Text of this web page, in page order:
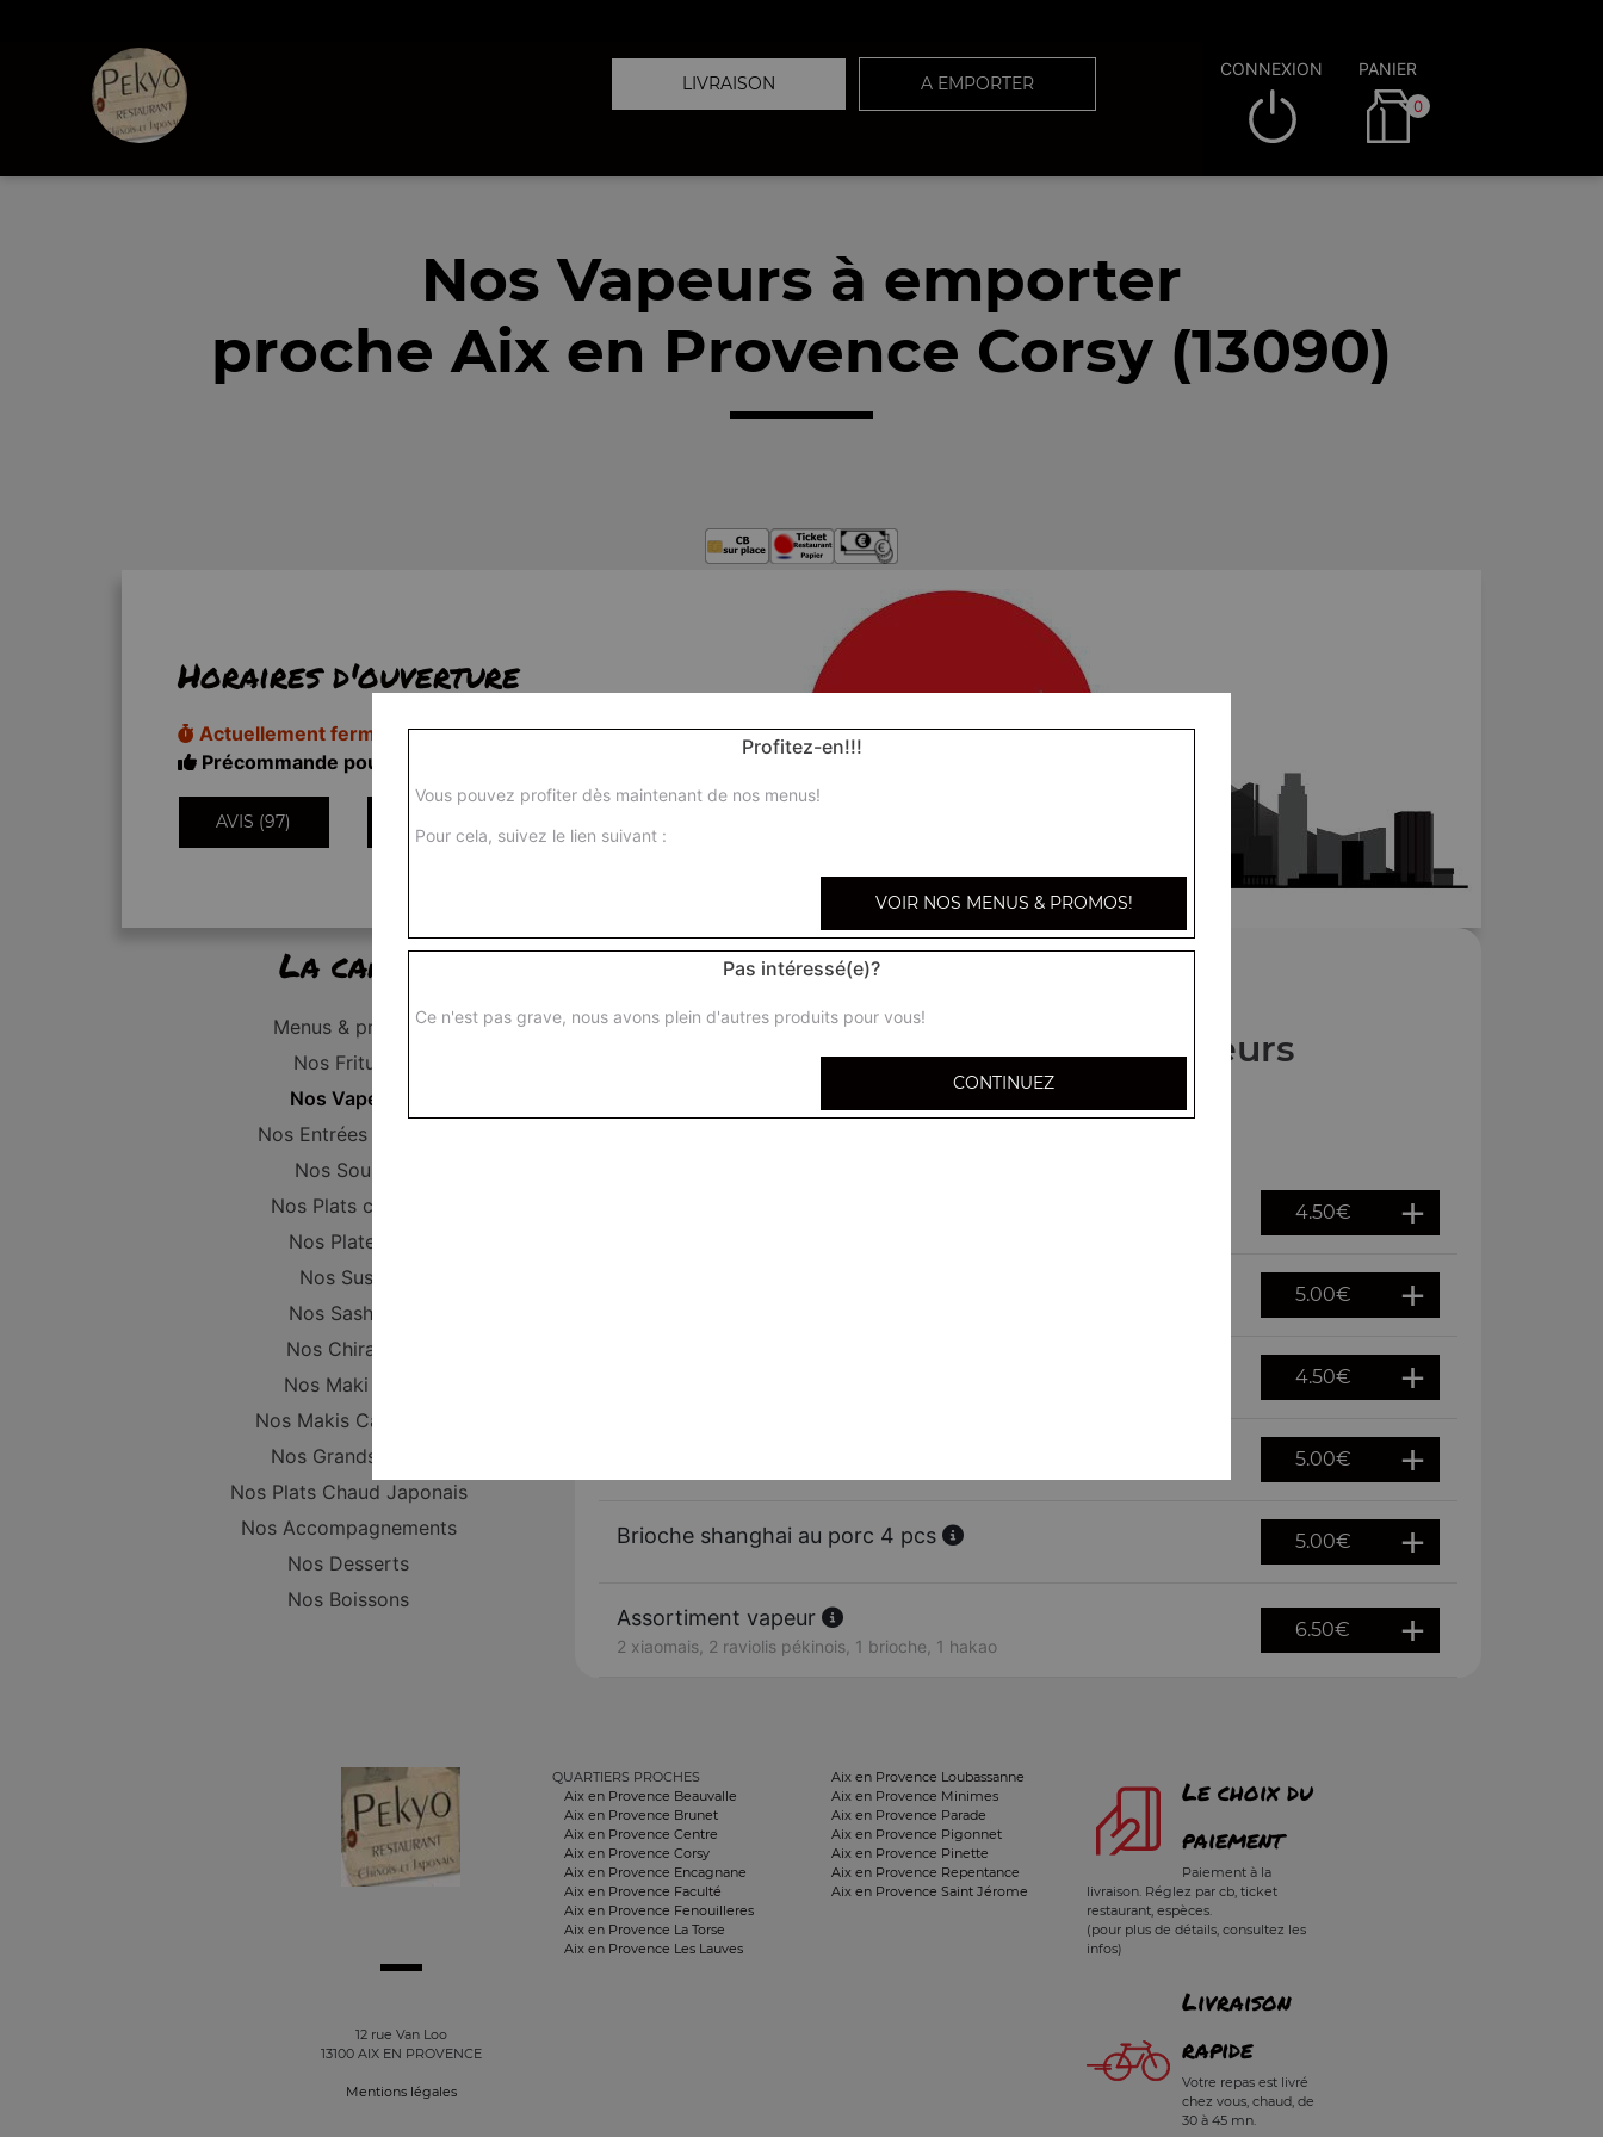
LIVRAISON A EMPORTER
CONNEXION PANIER
0
Nos Vapeurs à emporter
proche Aix en Provence Corsy (13090)
Horaires d'ouverture
Actuellement fermé
Précommande pour 18h50
AVIS (97)
La carte
Menus & promos
Nos Fritures
Nos Vapeurs
Nos Entrées Froides
Nos Soupes
Nos Plats chinois
Nos Plateaux
Nos Sushis
Nos Sashimis
Nos Chirashis
Nos Maki Nori
Nos Makis California
Nos Grands Maki
Nos Plats Chaud Japonais
Nos Accompagnements
Nos Desserts
Nos Boissons
Nos Vapeurs
4.50€
5.00€
4.50€
5.00€
Brioche shanghai au porc 4 pcs 5.00€
Assortiment vapeur
2 xiaomais, 2 raviolis pékinois, 1 brioche, 1 hakao
6.50€
12 rue Van Loo
13100 AIX EN PROVENCE
Mentions légales
QUARTIERS PROCHES
Aix en Provence Beauvalle
Aix en Provence Brunet
Aix en Provence Centre
Aix en Provence Corsy
Aix en Provence Encagnane
Aix en Provence Faculté
Aix en Provence Fenouilleres
Aix en Provence La Torse
Aix en Provence Les Lauves
Aix en Provence Loubassanne
Aix en Provence Minimes
Aix en Provence Parade
Aix en Provence Pigonnet
Aix en Provence Pinette
Aix en Provence Repentance
Aix en Provence Saint Jérome
Le choix du
paiement
Paiement à la
livraison. Réglez par cb, ticket
restaurant, espèces.
(pour plus de détails, consultez les
infos)
Livraison
rapide
Votre repas est livré
chez vous, chaud, de
30 à 45 mn.
Profitez-en!!!
Vous pouvez profiter dès maintenant de nos menus!
Pour cela, suivez le lien suivant :
VOIR NOS MENUS & PROMOS!
Pas intéressé(e)?
Ce n'est pas grave, nous avons plein d'autres produits pour vous!
CONTINUEZ